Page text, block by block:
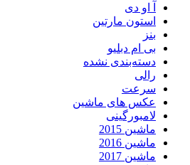
آ او دی
استون مارتین
بنز
بی ام دبلیو
دسته‌بندی نشده
رالی
سرعت
عکس های ماشین
لامبورگینی
ماشین 2015
ماشین 2016
ماشین 2017